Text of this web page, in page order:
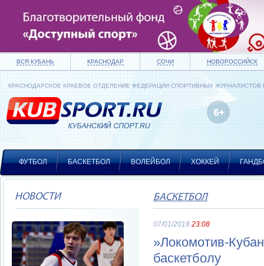
ВСЯ КУБАНЬ КРАСНОДАР СОЧИ НОВОРОССИЙСК
КРАСНОДАРСКОЕ КРАЕВОЕ ОТДЕЛЕНИЕ ФЕДЕРАЦИИ СПОРТИВНЫХ ЖУРНАЛИСТОВ
ФУТБОЛ БАСКЕТБОЛ ВОЛЕЙБОЛ ХОККЕЙ
НОВОСТИ БАСКЕТБОЛ
07/01/2018 23:08
»Локомотив-
баскетболу